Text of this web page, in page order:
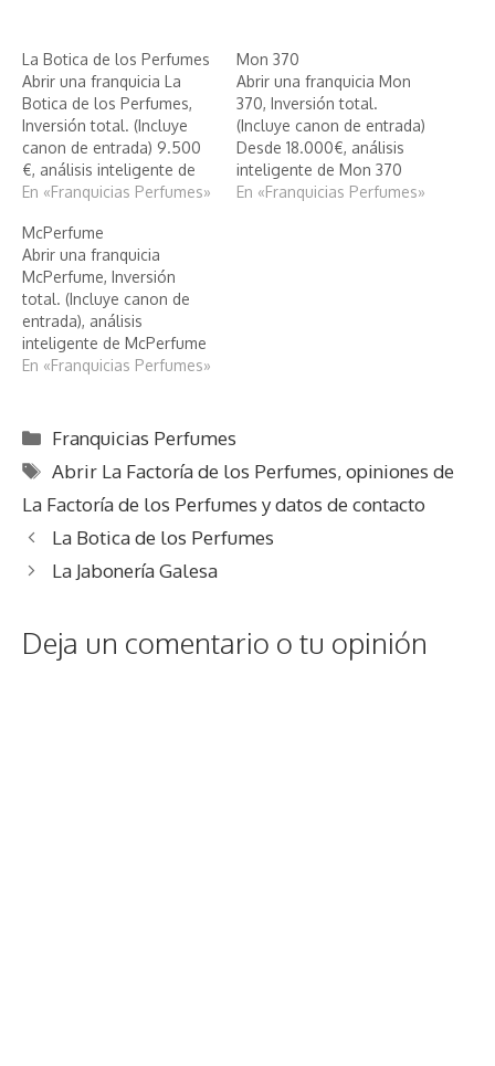
La Botica de los Perfumes
Abrir una franquicia La
Botica de los Perfumes,
Inversión total. (Incluye
canon de entrada) 9.500
€, análisis inteligente de
La Botica de los Perfumes
En «Franquicias Perfumes»
Mon 370
Abrir una franquicia Mon
370, Inversión total.
(Incluye canon de entrada)
Desde 18.000€, análisis
inteligente de Mon 370
En «Franquicias Perfumes»
McPerfume
Abrir una franquicia
McPerfume, Inversión
total. (Incluye canon de
entrada), análisis
inteligente de McPerfume
En «Franquicias Perfumes»
Categorías
Franquicias Perfumes
Etiquetas
Abrir La Factoría de los Perfumes,opiniones de
La Factoría de los Perfumes y datos de contacto
La Botica de los Perfumes
La Jabonería Galesa
Deja un comentario o tu opinión